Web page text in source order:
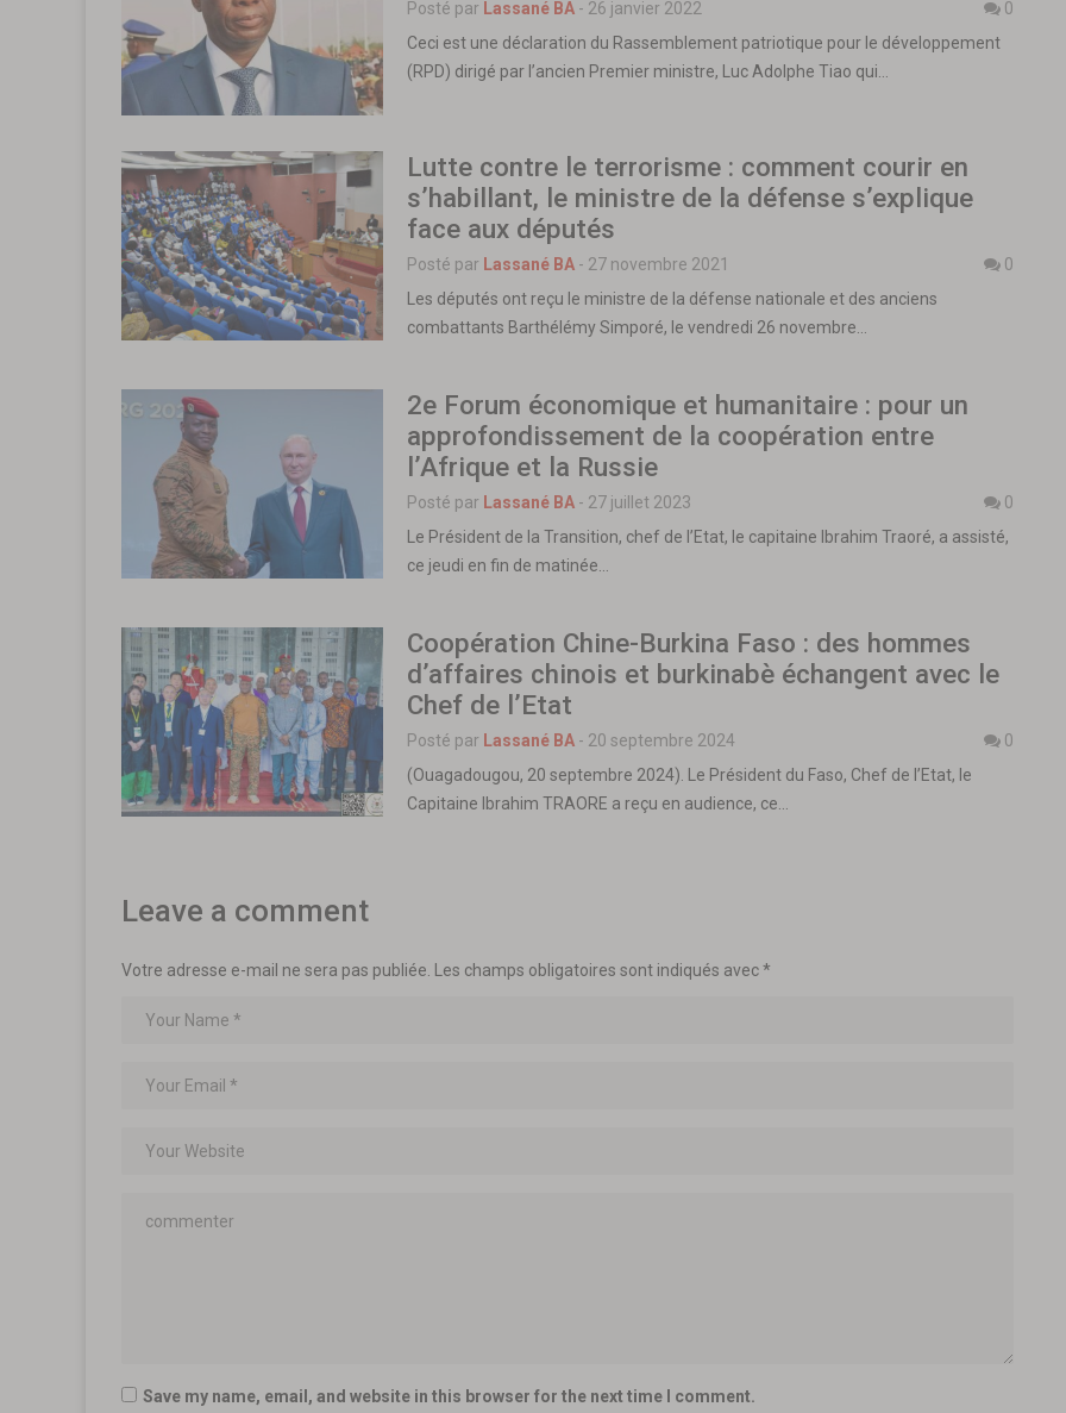
Posté par Lassané BA - 26 janvier 2022
0
Ceci est une déclaration du Rassemblement patriotique pour le développement
(RPD) dirigé par l’ancien Premier ministre, Luc Adolphe Tiao qui…
Lutte contre le terrorisme : comment courir en
s’habillant, le ministre de la défense s’explique
face aux députés
Posté par Lassané BA - 27 novembre 2021
0
Les députés ont reçu le ministre de la défense nationale et des anciens
combattants Barthélémy Simporé, le vendredi 26 novembre…
2e Forum économique et humanitaire : pour un
approfondissement de la coopération entre
l’Afrique et la Russie
Posté par Lassané BA - 27 juillet 2023
0
Le Président de la Transition, chef de l’Etat, le capitaine Ibrahim Traoré, a assisté,
ce jeudi en fin de matinée…
Coopération Chine-Burkina Faso : des hommes
d’affaires chinois et burkinabè échangent avec le
Chef de l’Etat
Posté par Lassané BA - 20 septembre 2024
0
(Ouagadougou, 20 septembre 2024). Le Président du Faso, Chef de l’Etat, le
Capitaine Ibrahim TRAORE a reçu en audience, ce…
Leave a comment
Votre adresse e-mail ne sera pas publiée. Les champs obligatoires sont indiqués avec*
Save my name, email, and website in this browser for the next time I comment.